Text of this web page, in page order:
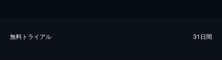
無料トライアル 31日間